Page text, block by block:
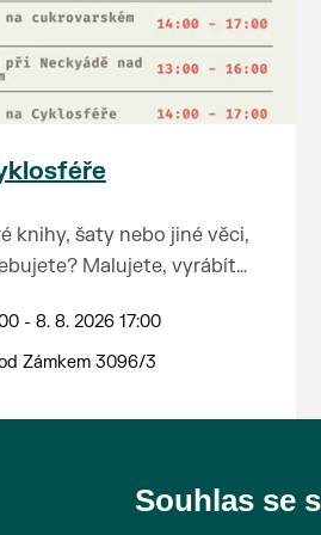
knihy, šaty nebo jiné věci,
Malujete, vyrábíte
staré sbírky, která
Překáží vám ve
našli poklady za pár
tradičně o příchod 30
- 8. 8. 2026 17:00
Zámkem 3096/3
Souhlas se